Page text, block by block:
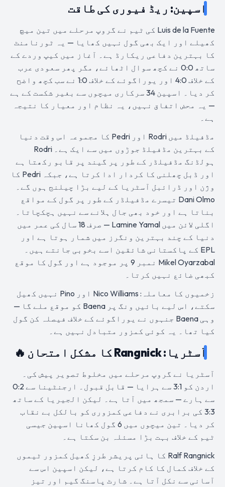
اسپین: ریڈ فیوری کی طاقت
Luis de la Fuente کی ٹیم نے گروپ مرحلے میں تین میچ
کھیلے اور ایک بھی گول نہیں کھایا — یہ ٹورنامنٹ
کا بہترین دفاعی ریکارڈ ہے۔ آغاز میں کیپ وردے کے
ساتھ 0:0 نے کچھ سوال اٹھائے، مگر پھر سعودی عرب
کے خلاف 4:0 اور یوراگوئے کے خلاف 1:0 نے سب کچھ واضح
کر دیا۔ اسپین 34 سرکاری میچوں سے بغیر شکست کے ہے
— یہ محض اتفاق نہیں، یہ نظام اور معیار کا نتیجہ
ہے۔
مڈفیلڈ میں Rodri اور Pedri کا مجموعہ اس وقت دنیا
کے بہترین مڈفیلڈ جوڑوں میں سے ایک ہے۔ Rodri
ہولڈنگ مڈفیلڈر کے طور پر گیند پر قابو رکھتا ہے
اور ڈبل چھلنی کا کردار ادا کرتا ہے، جبکہ Pedri کا
وژن اور ڈرائبل آسٹریا کے لیے بڑا چیلنج ہوں گے۔
Dani Olmo تیسرے مڈفیلڈر کے طور پر گول کے مواقع
بناتا ہے اور خود بھی جال ہلانے سے نہیں ہچکچاتا۔
اگلی لائن میں Lamine Yamal — صرف 18 سال کی عمر میں
دنیا کے چند بہترین ونگرز میں شمار ہوتا ہے اور
EPL کے پاکستانی شائقین اسے بخوبی جانتے ہیں۔
Mikel Oyarzabal نمبر 9 پر موجود ہے اور گول کا موقع
کبھی ضائع نہیں کرتا۔
زخمیوں کا معاملہ: Nico Williams اور Pino نہیں کھیل
سکتے، اس لیے بائیں ونگ پر Baena کو موقع ملے گا —
وہی Baena جنہوں نے یوراگوئے کے خلاف فیصلہ کن گول
کیا تھا۔ یہ کوئی کمزور متبادل نہیں ہے۔
آسٹریا: Rangnick کا مشکل امتحان 🔥
آسٹریا نے گروپ مرحلے میں مخلوط تصویر پیش کی۔
اردن کو 3:1 سے ہرایا — قابل قبول۔ ارجنٹینا سے 0:2
سے ہارے — سمجھ میں آتا ہے۔ لیکن الجیریا کے ساتھ
3:3 کی برابری نے دفاعی کمزوری کو بالکل بے نقاب
کر دیا۔ تین میچوں میں 6 گول کھانا اسپین جیسی
ٹیم کے خلاف بہت بڑا مسئلہ بن سکتا ہے۔
Ralf Rangnick کا ہائی پریشر طرزِ کھیل کمزور ٹیموں
کے خلاف کمال کا کام کرتا ہے، لیکن اسپین اس سے
آسانی سے نکل آتا ہے۔ شارٹ پاسنگ گیم اور تیز